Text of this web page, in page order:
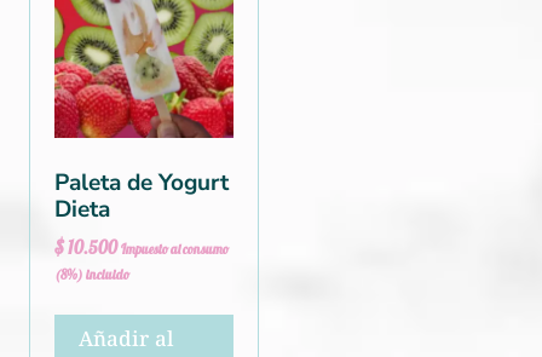
Paleta de Yogurt
Dieta
$10.500 Impuesto al consumo
(8%) incluido
Añadir al